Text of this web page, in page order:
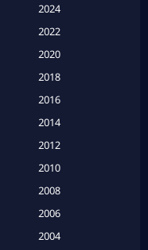
กเรื่องจริง(2)
จริง (20)
2024
2022
2020
2018
2016
2014
2012
2010
2008
2006
2004